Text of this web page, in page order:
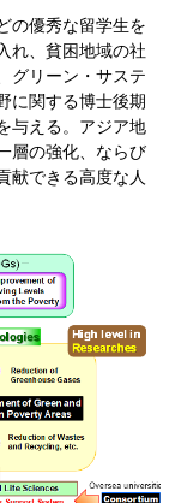
の優秀な留学生を
れ、貧困地域の社
グリーン・サステ
に関する博士後期
与える。アジア地
層の強化、ならび
献できる高度な人